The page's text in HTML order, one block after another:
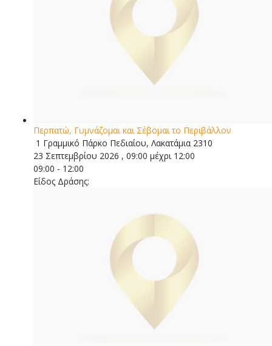
Περπατώ, Γυμνάζομαι και Σέβομαι το Περιβάλλον
1 Γραμμικό Πάρκο Πεδιαίου, Λακατάμια 2310
23 Σεπτεμβρίου 2026 , 09:00 μέχρι 12:00
09:00 - 12:00
Είδος Δράσης: